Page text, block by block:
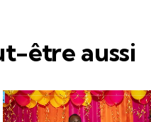
être aussi